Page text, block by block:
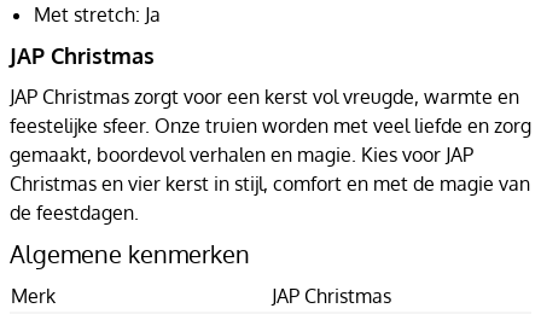
Met stretch: Ja
JAP Christmas
JAP Christmas zorgt voor een kerst vol vreugde, warmte en
feestelijke sfeer. Onze truien worden met veel liefde en zorg
gemaakt, boordevol verhalen en magie. Kies voor JAP
Christmas en vier kerst in stijl, comfort en met de magie van
de feestdagen.
Algemene kenmerken
Merk
JAP Christmas